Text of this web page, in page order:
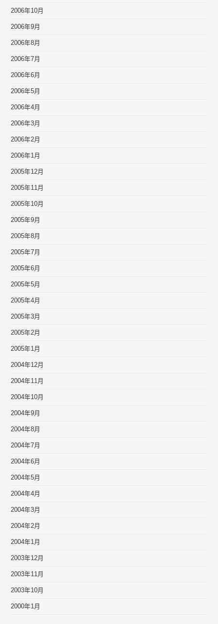
2006年10月
2006年9月
2006年8月
2006年7月
2006年6月
2006年5月
2006年4月
2006年3月
2006年2月
2006年1月
2005年12月
2005年11月
2005年10月
2005年9月
2005年8月
2005年7月
2005年6月
2005年5月
2005年4月
2005年3月
2005年2月
2005年1月
2004年12月
2004年11月
2004年10月
2004年9月
2004年8月
2004年7月
2004年6月
2004年5月
2004年4月
2004年3月
2004年2月
2004年1月
2003年12月
2003年11月
2003年10月
2000年1月